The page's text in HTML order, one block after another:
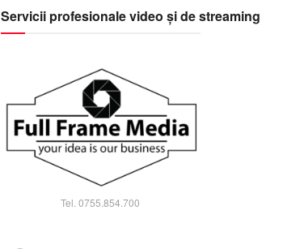
Servicii profesionale video și de streaming
Tel. 0755.854.700